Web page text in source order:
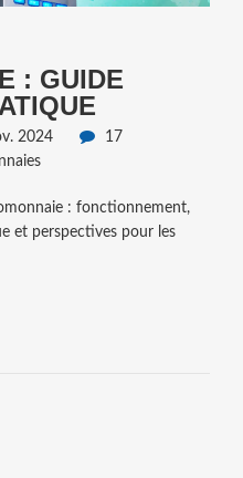
: GUIDE
2024
17
: fonctionnement,
et perspectives pour les